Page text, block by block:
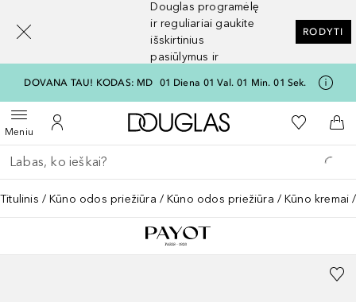
Douglas programėlę
ir reguliariai gaukite
išskirtinius
pasiūlymus ir
RODYTI
DOVANA TAU! KODAS: MD 01 Diena 01 Val. 01 Min. 01 Sek.
MeniuAtidaryti meniuĮ mano paskyrą
Į Douglas pagrindinį
Į mano
Į
Grįžk atgal
Vykdykite paiešką
Titulinis Kūno odos priežiūra Kūno odos priežiūra Kūno kremai
[navigation.slideout.screenreader]